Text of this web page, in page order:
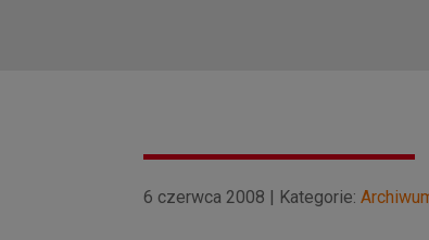
6 czerwca 2008 | Kategorie: